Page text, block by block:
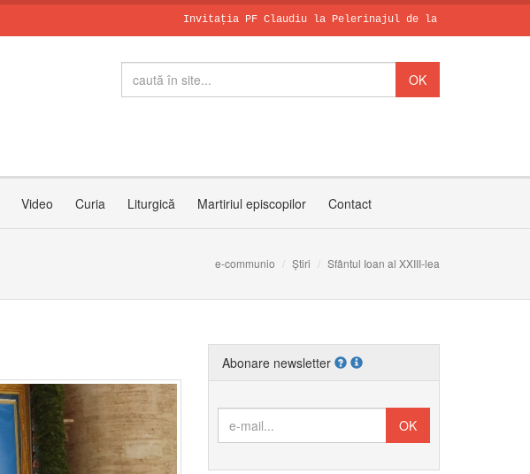
Invitația PF Claudiu la Pelerinajul de la Sanctuarul
Video Curia Liturgică Martiriul episcopilor Contact
e-communio Știri Sfântul Ioan al XXIII-lea
Abonare newsletter